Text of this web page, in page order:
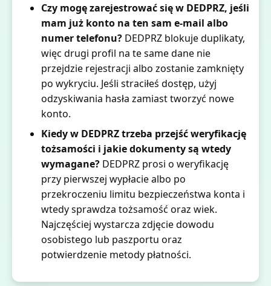
Czy mogę zarejestrować się w DEDPRZ, jeśli
mam już konto na ten sam e-mail albo
numer telefonu? DEDPRZ blokuje duplikaty,
więc drugi profil na te same dane nie
przejdzie rejestracji albo zostanie zamknięty
po wykryciu. Jeśli straciłeś dostęp, użyj
odzyskiwania hasła zamiast tworzyć nowe
konto.
Kiedy w DEDPRZ trzeba przejść weryfikację
tożsamości i jakie dokumenty są wtedy
wymagane? DEDPRZ prosi o weryfikację
przy pierwszej wypłacie albo po
przekroczeniu limitu bezpieczeństwa konta i
wtedy sprawdza tożsamość oraz wiek.
Najczęściej wystarcza zdjęcie dowodu
osobistego lub paszportu oraz
potwierdzenie metody płatności.